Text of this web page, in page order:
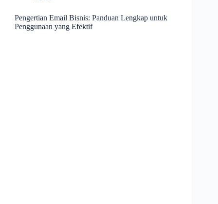
Pengertian Email Bisnis: Panduan Lengkap untuk
Penggunaan yang Efektif